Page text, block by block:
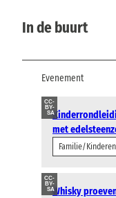
In de buurt
Evenement
CC-
BY-
SA
met
Familie/Kinderen
CC-
BY-
SAWhisky